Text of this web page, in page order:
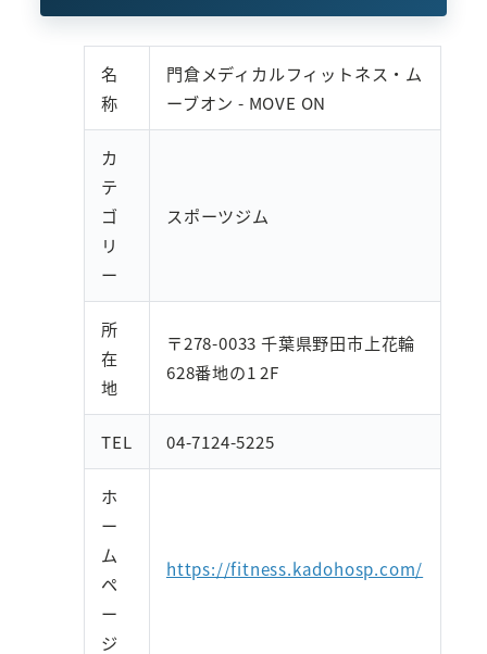
名
称
門倉メディカルフィットネス・ム
ーブオン - MOVE ON
カ
テ
ゴ
リ
ー
スポーツジム
所
在
地
〒278-0033 千葉県野田市上花輪
628番地の1 2F
TEL 04-7124-5225
ホ
ー
ム
ペ
ー
ジ
https://fitness.kadohosp.com/